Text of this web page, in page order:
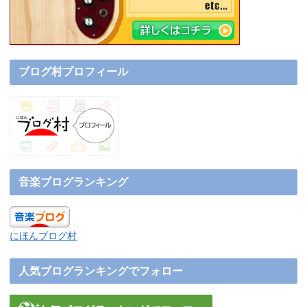
ブログ村プロフィール
音楽ブログランキング
にほんブログ村
人気ブログランキングでフォロー